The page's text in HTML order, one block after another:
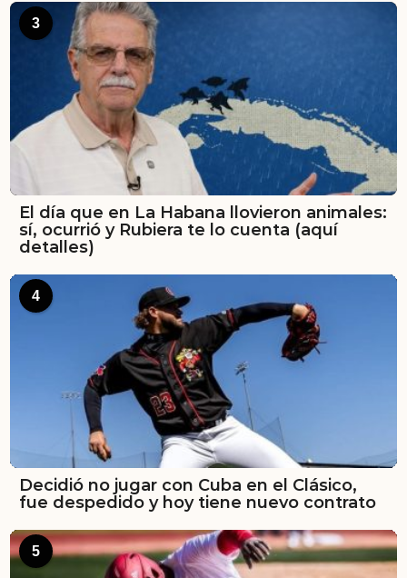
3
El día que en La Habana llovieron animales:
sí, ocurrió y Rubiera te lo cuenta (aquí
detalles)
4
Decidió no jugar con Cuba en el Clásico,
fue despedido y hoy tiene nuevo contrato
5